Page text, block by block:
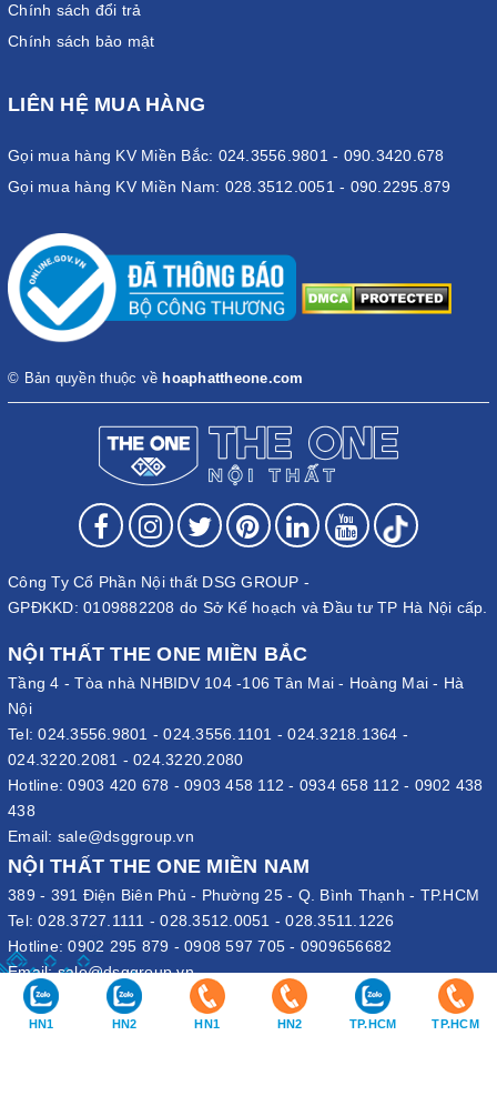
Chính sách đổi trả
Chính sách bảo mật
LIÊN HỆ MUA HÀNG
Gọi mua hàng KV Miền Bắc: 024.3556.9801 - 090.3420.678
Gọi mua hàng KV Miền Nam: 028.3512.0051 - 090.2295.879
© Bản quyền thuộc về hoaphattheone.com
Công Ty Cổ Phần Nội thất DSG GROUP -
GPĐKKD: 0109882208 do Sở Kế hoạch và Đầu tư TP Hà Nội cấp.
NỘI THẤT THE ONE MIỀN BẮC
Tầng 4 - Tòa nhà NHBIDV 104 -106 Tân Mai - Hoàng Mai - Hà
Nội
Tel:024.3556.9801 -024.3556.1101 -024.3218.1364 -
024.3220.2081 - 024.3220.2080
Hotline:0903 420 678 - 0903 458 112 - 0934 658 112 - 0902 438
438
Email: sale@dsggroup.vn
NỘI THẤT THE ONE MIỀN NAM
389 - 391 Điện Biên Phủ - Phường 25 - Q. Bình Thạnh - TP.HCM
Tel:028.3727.1111 -028.3512.0051 -028.3511.1226
Hotline:0902 295 879 - 0908 597 705 - 0909656682
Email:sale@dsggroup.vn
VĂN PHÒNG TẬP ĐOÀN
109 Trần Hưng Đạo - P. Cửa Nam - Q. Hoàn Kiếm - Hà Nội
HN1 HN2 HN1 HN2 TP.HCM TP.HCM